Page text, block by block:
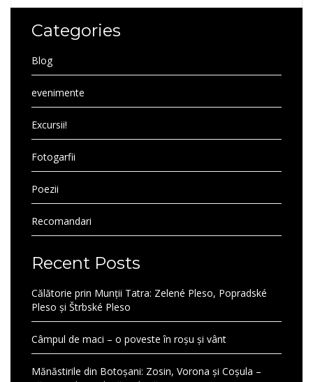
Categories
Blog
evenimente
Excursii!
Fotogarfii
Poezii
Recomandari
Recent Posts
Călătorie prin Munții Tatra: Zelené Pleso, Popradské
Pleso și Štrbské Pleso
Câmpul de maci – o poveste în roșu și vânt
Mănăstirile din Botoșani: Zosin, Vorona și Coșula –